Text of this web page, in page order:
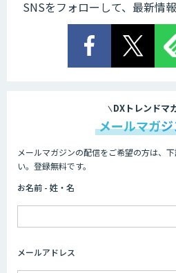
SNSをフォローして、最新情
DXトレンドマ
メールマガ
メールマガジンの配信をご希望の方は、
い。登録無料です。
お名前 - 姓・名
メールアドレス